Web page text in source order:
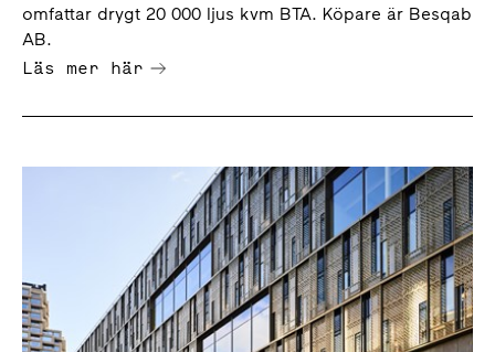
omfattar drygt 20 000 ljus kvm BTA. Köpare är Besqab
AB.
Läs mer här